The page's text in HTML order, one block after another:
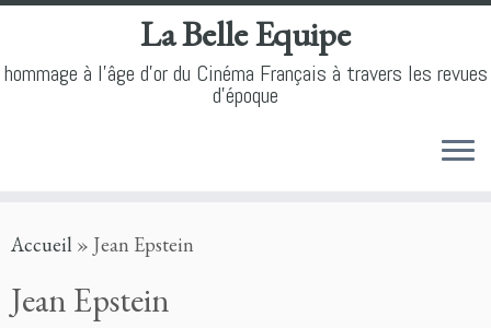
to
La Belle Equipe
hommage à l'âge d'or du Cinéma Français à travers les revues
d'époque
Accueil » Jean Epstein
Jean Epstein